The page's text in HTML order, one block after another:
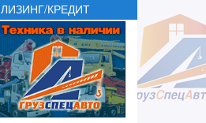
ЛИЗИНГ/КРЕДИТ